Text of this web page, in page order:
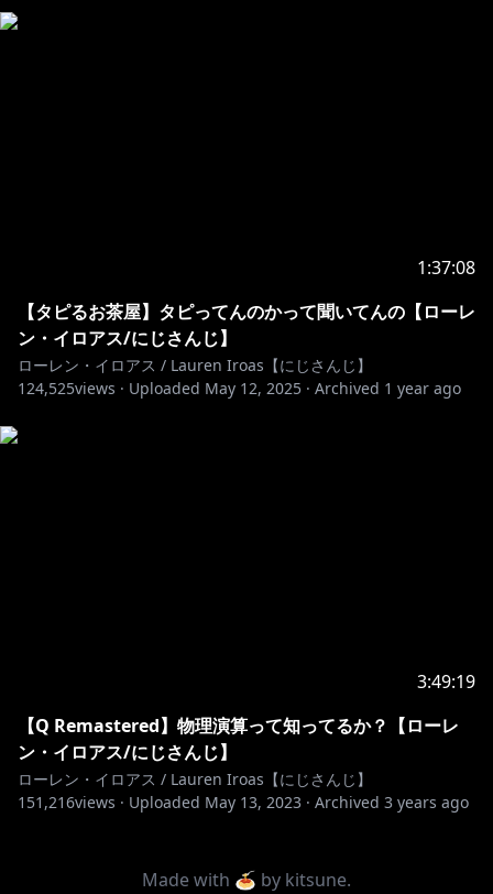
1:37:08
【タピるお茶屋】タピってんのかって聞いてんの【ローレ
ン・イロアス/にじさんじ】
ローレン・イロアス / Lauren Iroas【にじさんじ】
124,525views · Uploaded May 12, 2025 · Archived 1 year ago
3:49:19
【Q Remastered】物理演算って知ってるか？【ローレ
ン・イロアス/にじさんじ】
ローレン・イロアス / Lauren Iroas【にじさんじ】
151,216views · Uploaded May 13, 2023 · Archived 3 years ago
Made with 🍝 by kitsune.